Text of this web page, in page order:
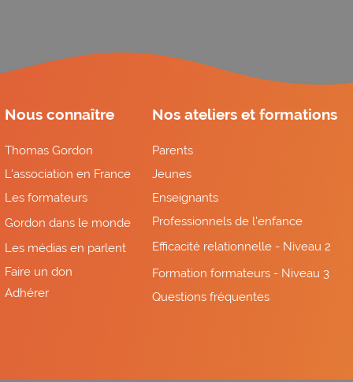
Nos ateliers et formations
Parents
Jeunes
Enseignants
Professionnels de l'enfance
Efficacité relationnelle - Niveau 2
Formation formateurs - Niveau 3
Questions fréquentes
Nous connaître
Thomas Gordon
L'association en France
Les formateurs
Gordon dans le monde
Les médias en parlent
Adhérer
Faire un don